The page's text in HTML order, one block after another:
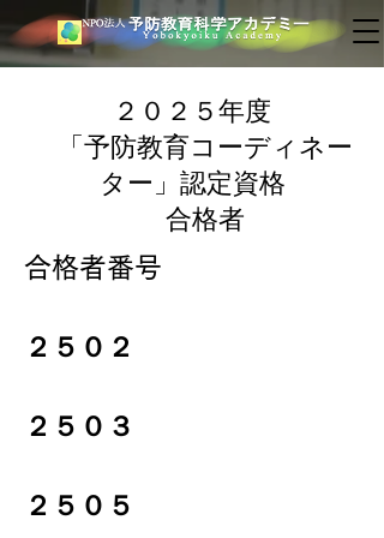
２０２５年度
「予防教育コーディネー
ター」認定資格
合格者
​合格者番号
２５０２
２５０３
２５０５